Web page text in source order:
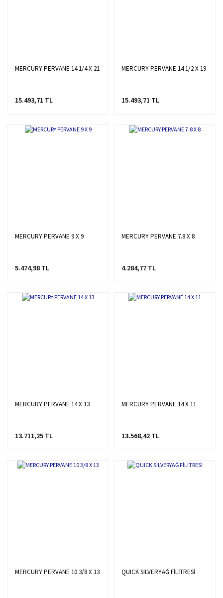
MERCURY PERVANE 14 1/4 X 21
15.493,71 TL
MERCURY PERVANE 14 1/2 X 19
15.493,71 TL
MERCURY PERVANE 9 X 9
5.474,98 TL
MERCURY PERVANE 7.8 X 8
4.284,77 TL
MERCURY PERVANE 14 X 13
13.711,25 TL
MERCURY PERVANE 14 X 11
13.568,42 TL
MERCURY PERVANE 10 3/8 X 13 QUICK SILVERYAĞ FİLİTRESİ